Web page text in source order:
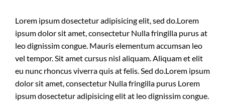
Lorem ipsum dosectetur adipisicing elit, sed do.Lorem
ipsum dolor sit amet, consectetur Nulla fringilla purus at
leo dignissim congue. Mauris elementum accumsan leo
vel tempor. Sit amet cursus nisl aliquam. Aliquam et elit
eu nunc rhoncus viverra quis at felis. Sed do.Lorem ipsum
dolor sit amet, consectetur Nulla fringilla purus Lorem
ipsum dosectetur adipisicing elit at leo dignissim congue.